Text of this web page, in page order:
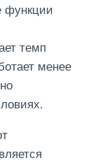
функции
темп
менее